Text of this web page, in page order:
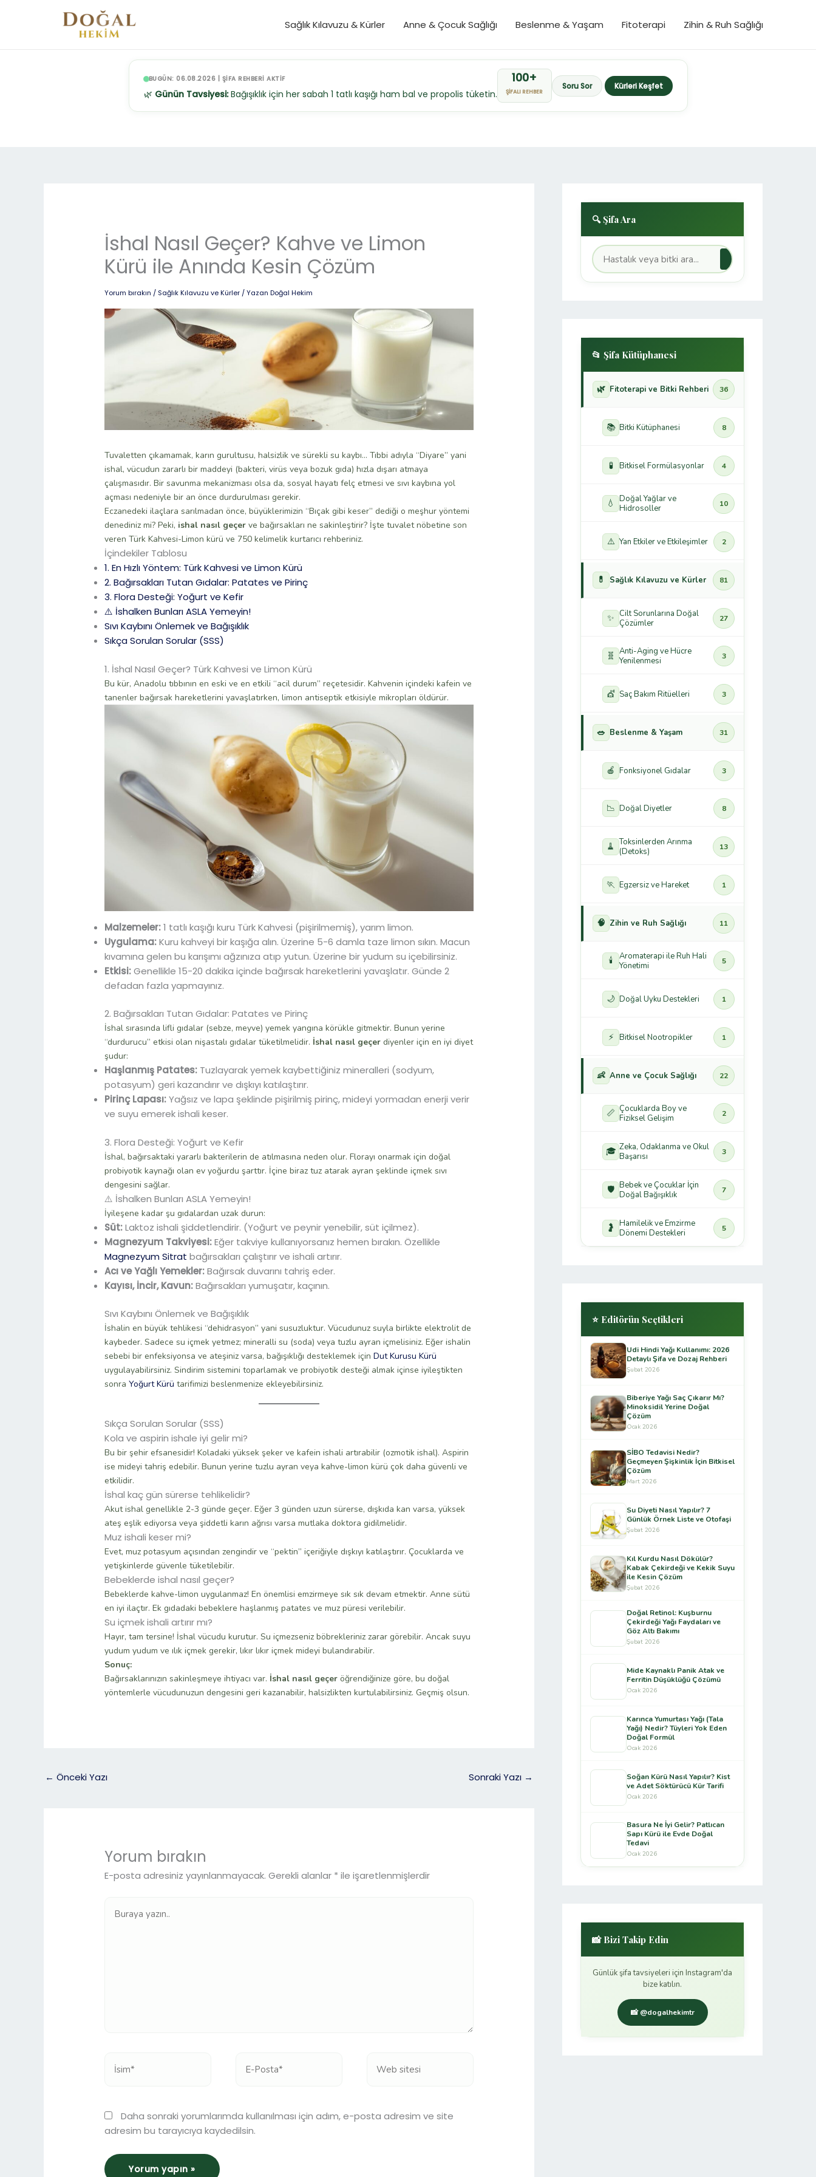
Sağlık Kılavuzu & Kürler Anne & Çocuk Sağlığı Beslenme & Yaşam Fitoterapi Zihin & Ruh Sağlığı
BUGÜN: 06.08.2026 | ŞİFA REHBERİ AKTİF
🌿 Günün Tavsiyesi: Bağışıklık için her sabah 1 tatlı kaşığı ham bal ve propolis tüketin.
100+
ŞİFALI REHBER
Soru Sor Kürleri Keşfet
İshal Nasıl Geçer? Kahve ve Limon
Kürü ile Anında Kesin Çözüm
Yorum bırakın / Sağlık Kılavuzu ve Kürler / Yazan Doğal Hekim
Tuvaletten çıkamamak, karın gurultusu, halsizlik ve sürekli su kaybı… Tıbbi adıyla “Diyare” yani
ishal, vücudun zararlı bir maddeyi (bakteri, virüs veya bozuk gıda) hızla dışarı atmaya
çalışmasıdır. Bir savunma mekanizması olsa da, sosyal hayatı felç etmesi ve sıvı kaybına yol
açması nedeniyle bir an önce durdurulması gerekir.
Eczanedeki ilaçlara sarılmadan önce, büyüklerimizin “Bıçak gibi keser” dediği o meşhur yöntemi
denediniz mi? Peki, ishal nasıl geçer ve bağırsakları ne sakinleştirir? İşte tuvalet nöbetine son
veren Türk Kahvesi-Limon kürü ve 750 kelimelik kurtarıcı rehberiniz.
İçindekiler Tablosu
1. En Hızlı Yöntem: Türk Kahvesi ve Limon Kürü
2. Bağırsakları Tutan Gıdalar: Patates ve Pirinç
3. Flora Desteği: Yoğurt ve Kefir
⚠️ İshalken Bunları ASLA Yemeyin!
Sıvı Kaybını Önlemek ve Bağışıklık
Sıkça Sorulan Sorular (SSS)
1. İshal Nasıl Geçer? Türk Kahvesi ve Limon Kürü
Bu kür, Anadolu tıbbının en eski ve en etkili “acil durum” reçetesidir. Kahvenin içindeki kafein ve
tanenler bağırsak hareketlerini yavaşlatırken, limon antiseptik etkisiyle mikropları öldürür.
Malzemeler:1 tatlı kaşığı kuru Türk Kahvesi (pişirilmemiş), yarım limon.
Uygulama:Kuru kahveyi bir kaşığa alın. Üzerine 5-6 damla taze limon sıkın. Macun
kıvamına gelen bu karışımı ağzınıza atıp yutun. Üzerine bir yudum su içebilirsiniz.
Etkisi:Genellikle 15-20 dakika içinde bağırsak hareketlerini yavaşlatır. Günde 2
defadan fazla yapmayınız.
2. Bağırsakları Tutan Gıdalar: Patates ve Pirinç
İshal sırasında lifli gıdalar (sebze, meyve) yemek yangına körükle gitmektir. Bunun yerine
“durdurucu” etkisi olan nişastalı gıdalar tüketilmelidir. İshal nasıl geçer diyenler için en iyi diyet
şudur:
Haşlanmış Patates: Tuzlayarak yemek kaybettiğiniz mineralleri (sodyum,
potasyum) geri kazandırır ve dışkıyı katılaştırır.
Pirinç Lapası:Yağsız ve lapa şeklinde pişirilmiş pirinç, mideyi yormadan enerji verir
ve suyu emerek ishali keser.
3. Flora Desteği: Yoğurt ve Kefir
İshal, bağırsaktaki yararlı bakterilerin de atılmasına neden olur. Florayı onarmak için doğal
probiyotik kaynağı olan ev yoğurdu şarttır. İçine biraz tuz atarak ayran şeklinde içmek sıvı
dengesini sağlar.
⚠️ İshalken Bunları ASLA Yemeyin!
İyileşene kadar şu gıdalardan uzak durun:
Süt:Laktoz ishali şiddetlendirir. (Yoğurt ve peynir yenebilir, süt içilmez).
Magnezyum Takviyesi:Eğer takviye kullanıyorsanız hemen bırakın. Özellikle
Magnezyum Sitrat bağırsakları çalıştırır ve ishali artırır.
Acı ve Yağlı Yemekler:Bağırsak duvarını tahriş eder.
Kayısı, İncir, Kavun:Bağırsakları yumuşatır, kaçının.
Sıvı Kaybını Önlemek ve Bağışıklık
İshalin en büyük tehlikesi “dehidrasyon” yani susuzluktur. Vücudunuz suyla birlikte elektrolit de
kaybeder. Sadece su içmek yetmez; mineralli su (soda) veya tuzlu ayran içmelisiniz. Eğer ishalin
sebebi bir enfeksiyonsa ve ateşiniz varsa, bağışıklığı desteklemek içinDut Kurusu Kürü
uygulayabilirsiniz. Sindirim sistemini toparlamak ve probiyotik desteği almak içinse iyileştikten
sonraYoğurt Kürü tarifimizi beslenmenize ekleyebilirsiniz.
Sıkça Sorulan Sorular (SSS)
Kola ve aspirin ishale iyi gelir mi?
Bu bir şehir efsanesidir! Koladaki yüksek şeker ve kafein ishali artırabilir (ozmotik ishal). Aspirin
ise mideyi tahriş edebilir. Bunun yerine tuzlu ayran veya kahve-limon kürü çok daha güvenli ve
etkilidir.
İshal kaç gün sürerse tehlikelidir?
Akut ishal genellikle 2-3 günde geçer. Eğer 3 günden uzun sürerse, dışkıda kan varsa, yüksek
ateş eşlik ediyorsa veya şiddetli karın ağrısı varsa mutlaka doktora gidilmelidir.
Muz ishali keser mi?
Evet, muz potasyum açısından zengindir ve “pektin” içeriğiyle dışkıyı katılaştırır. Çocuklarda ve
yetişkinlerde güvenle tüketilebilir.
Bebeklerde ishal nasıl geçer?
Bebeklerde kahve-limon uygulanmaz! En önemlisi emzirmeye sık sık devam etmektir. Anne sütü
en iyi ilaçtır. Ek gıdadaki bebeklere haşlanmış patates ve muz püresi verilebilir.
Su içmek ishali artırır mı?
Hayır, tam tersine! İshal vücudu kurutur. Su içmezseniz böbrekleriniz zarar görebilir. Ancak suyu
yudum yudum ve ılık içmek gerekir, lıkır lıkır içmek mideyi bulandırabilir.
Sonuç:
Bağırsaklarınızın sakinleşmeye ihtiyacı var. İshal nasıl geçer öğrendiğinize göre, bu doğal
yöntemlerle vücudunuzun dengesini geri kazanabilir, halsizlikten kurtulabilirsiniz. Geçmiş olsun.
← Önceki Yazı Sonraki Yazı →
Yorum bırakın
E-posta adresiniz yayınlanmayacak. Gerekli alanlar * ile işaretlenmişlerdir
yazın..
Posta*
sitesi
Daha sonraki yorumlarımda kullanılması için adım, e-posta adresim ve site
adresim bu tarayıcıya kaydedilsin.
🔍 Şifa Ara
→
📂 Şifa Kütüphanesi
🌿 Fitoterapi ve Bitki Rehberi 36
📚 Bitki Kütüphanesi 8
🧪 Bitkisel Formülasyonlar 4
💧
Doğal Yağlar ve
Hidrosoller
10
⚠️ Yan Etkiler ve Etkileşimler 2
💊 Sağlık Kılavuzu ve Kürler 81
✨ Cilt Sorunlarına Doğal
Çözümler
27
🧬 Anti-Aging ve Hücre
Yenilenmesi
3
💇 Saç Bakım Ritüelleri 3
🥗 Beslenme & Yaşam 31
🍎 Fonksiyonel Gıdalar 3
📉 Doğal Diyetler 8
🧹 Toksinlerden Arınma
(Detoks)
13
🏃 Egzersiz ve Hareket 1
🧠 Zihin ve Ruh Sağlığı 11
🕯️
Aromaterapi ile Ruh Hali
Yönetimi
5
🌙 Doğal Uyku Destekleri 1
⚡ Bitkisel Nootropikler 1
👶 Anne ve Çocuk Sağlığı 22
📏 Çocuklarda Boy ve
Fiziksel Gelişim
2
🎓 Zeka, Odaklanma ve Okul
Başarısı
3
🛡️ Bebek ve Çocuklar İçin
Doğal Bağışıklık
7
🤰 Hamilelik ve Emzirme
Dönemi Destekleri
5
⭐ Editörün Seçtikleri
Udi Hindi Yağı Kullanımı: 2026
Detaylı Şifa ve Dozaj Rehberi
Şubat 2026
Biberiye Yağı Saç Çıkarır Mı?
Minoksidil Yerine Doğal
Çözüm
Ocak 2026
SİBO Tedavisi Nedir?
Geçmeyen Şişkinlik İçin Bitkisel
Çözüm
Mart 2026
Su Diyeti Nasıl Yapılır? 7
Günlük Örnek Liste ve Otofaşi
Şubat 2026
Kıl Kurdu Nasıl Dökülür?
Kabak Çekirdeği ve Kekik Suyu
ile Kesin Çözüm
Şubat 2026
Doğal Retinol: Kuşburnu
Çekirdeği Yağı Faydaları ve
Göz Altı Bakımı
Şubat 2026
Mide Kaynaklı Panik Atak ve
Ferritin Düşüklüğü Çözümü
Ocak 2026
Karınca Yumurtası Yağı (Tala
Yağı) Nedir? Tüyleri Yok Eden
Doğal Formül
Ocak 2026
Soğan Kürü Nasıl Yapılır? Kist
ve Adet Söktürücü Kür Tarifi
Ocak 2026
Basura Ne İyi Gelir? Patlıcan
Sapı Kürü ile Evde Doğal
Tedavi
Ocak 2026
📸 Bizi Takip Edin
Günlük şifa tavsiyeleri için Instagram'da
bize katılın.
📸 @dogalhekimtr